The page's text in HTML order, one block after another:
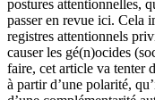
postures attentionnelles,
passer en revue ici. Cela
registres attentionnels
causer les gé(n)ocides
faire, cet article va tenter
à partir d’une polarité,